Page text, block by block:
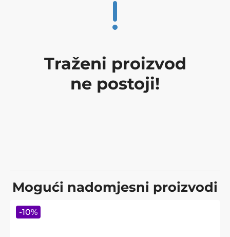
Traženi proizvod
ne postoji!
Mogući nadomjesni proizvodi
-10%